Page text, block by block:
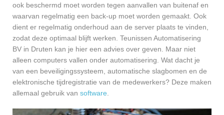
ook beschermd moet worden tegen aanvallen van buitenaf en
waarvan regelmatig een back-up moet worden gemaakt. Ook
dient er regelmatig onderhoud aan de server plaats te vinden,
zodat deze optimaal blijft werken. Teunissen Automatisering
BV in Druten kan je hier een advies over geven. Maar niet
alleen computers vallen onder automatisering. Wat dacht je
van een beveiligingssysteem, automatische slagbomen en de
elektronische tijdregistratie van de medewerkers? Deze maken
allemaal gebruik van software